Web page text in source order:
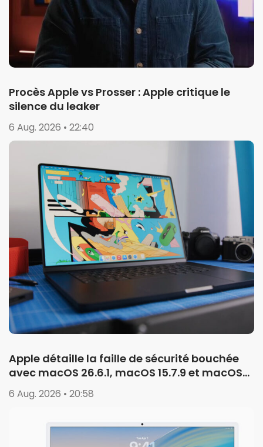
Procès Apple vs Prosser : Apple critique le
silence du leaker
6 Aug. 2026 • 22:40
Apple détaille la faille de sécurité bouchée
avec macOS 26.6.1, macOS 15.7.9 et macOS
14.8.9
6 Aug. 2026 • 20:58